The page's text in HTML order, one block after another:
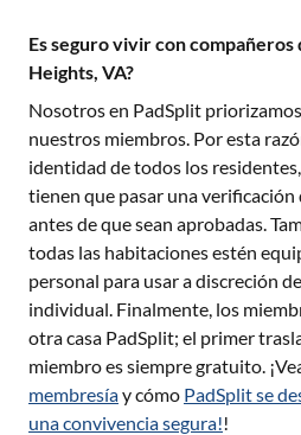
Es seguro vivir con
Heights, VA?
Nosotros en PadSplit
nuestros miembros. Por esta
identidad de todos los
tienen que pasar una
antes de que sean aprobadas.
todas las habitaciones estén
personal para usar a discreción
individual. Finalmente, los
otra casa PadSplit; el primer
miembro es siempre gratuito.
membresíay cómo PadSplit se
una convivencia segura!!